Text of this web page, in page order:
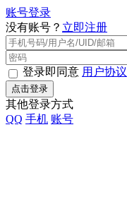
账号登录
没有账号？ 立即注册
登录即同意 用户协议
点击登录
其他登录方式
QQ 手机 账号